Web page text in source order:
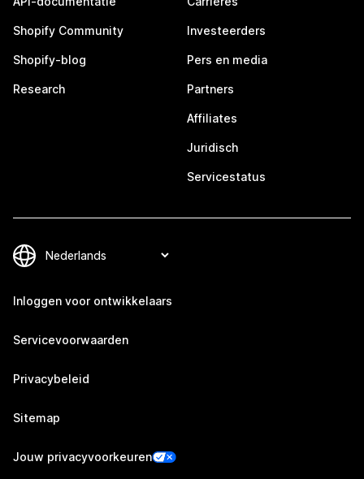
Shopify Community
Shopify-blog
Research
Investeerders
Pers en media
Partners
Affiliates
Juridisch
Servicestatus
Inloggen voor ontwikkelaars
Servicevoorwaarden
Privacybeleid
Sitemap
Jouw privacyvoorkeuren